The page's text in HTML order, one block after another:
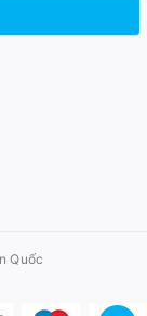
Quốc